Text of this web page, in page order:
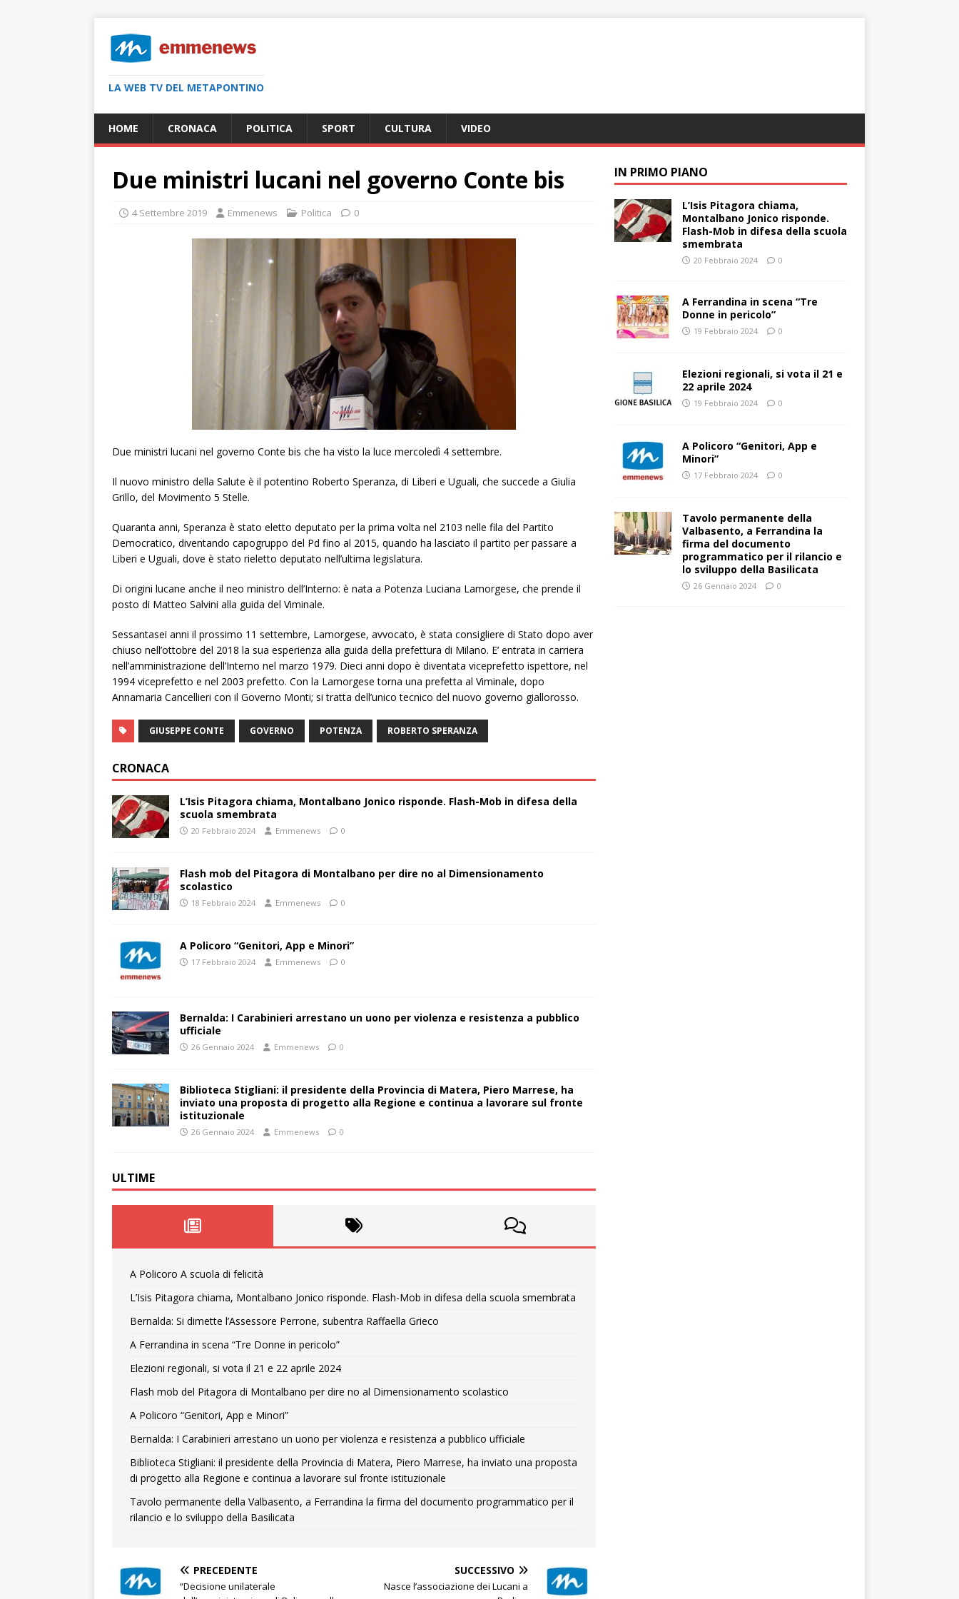
LA WEB TV DEL METAPONTINO
HOME CRONACA POLITICA SPORT CULTURA VIDEO
Due ministri lucani nel governo Conte bis
4 Settembre 2019 Emmenews Politica 0
Due ministri lucani nel governo Conte bis che ha visto la luce mercoledì 4 settembre.
Il nuovo ministro della Salute è il potentino Roberto Speranza, di Liberi e Uguali, che succede a Giulia
Grillo, del Movimento 5 Stelle.
Quaranta anni, Speranza è stato eletto deputato per la prima volta nel 2103 nelle fila del Partito
Democratico, diventando capogruppo del Pd fino al 2015, quando ha lasciato il partito per passare a
Liberi e Uguali, dove è stato rieletto deputato nell’ultima legislatura.
Di origini lucane anche il neo ministro dell’Interno: è nata a Potenza Luciana Lamorgese, che prende il
posto di Matteo Salvini alla guida del Viminale.
Sessantasei anni il prossimo 11 settembre, Lamorgese, avvocato, è stata consigliere di Stato dopo aver
chiuso nell’ottobre del 2018 la sua esperienza alla guida della prefettura di Milano. E’ entrata in carriera
nell’amministrazione dell’Interno nel marzo 1979. Dieci anni dopo è diventata viceprefetto ispettore, nel
1994 viceprefetto e nel 2003 prefetto. Con la Lamorgese torna una prefetta al Viminale, dopo
Annamaria Cancellieri con il Governo Monti; si tratta dell’unico tecnico del nuovo governo giallorosso.
GIUSEPPE CONTE GOVERNO POTENZA ROBERTO SPERANZA
CRONACA
L’Isis Pitagora chiama, Montalbano Jonico risponde. Flash-Mob in difesa della
scuola smembrata
20 Febbraio 2024 Emmenews 0
Flash mob del Pitagora di Montalbano per dire no al Dimensionamento
scolastico
18 Febbraio 2024 Emmenews 0
A Policoro “Genitori, App e Minori”
17 Febbraio 2024 Emmenews 0
Bernalda: I Carabinieri arrestano un uono per violenza e resistenza a pubblico
ufficiale
26 Gennaio 2024 Emmenews 0
Biblioteca Stigliani: il presidente della Provincia di Matera, Piero Marrese, ha
inviato una proposta di progetto alla Regione e continua a lavorare sul fronte
istituzionale
26 Gennaio 2024 Emmenews 0
ULTIME
A Policoro A scuola di felicità
L’Isis Pitagora chiama, Montalbano Jonico risponde. Flash-Mob in difesa della scuola smembrata
Bernalda: Si dimette l’Assessore Perrone, subentra Raffaella Grieco
A Ferrandina in scena “Tre Donne in pericolo”
Elezioni regionali, si vota il 21 e 22 aprile 2024
Flash mob del Pitagora di Montalbano per dire no al Dimensionamento scolastico
A Policoro “Genitori, App e Minori”
Bernalda: I Carabinieri arrestano un uono per violenza e resistenza a pubblico ufficiale
Biblioteca Stigliani: il presidente della Provincia di Matera, Piero Marrese, ha inviato una proposta
di progetto alla Regione e continua a lavorare sul fronte istituzionale
Tavolo permanente della Valbasento, a Ferrandina la firma del documento programmatico per il
rilancio e lo sviluppo della Basilicata
PRECEDENTE
“Decisione unilaterale
SUCCESSIVO
Nasce l’associazione dei Lucani a
IN PRIMO PIANO
L’Isis Pitagora chiama,
Montalbano Jonico risponde.
Flash-Mob in difesa della scuola
smembrata
20 Febbraio 2024 0
A Ferrandina in scena “Tre
Donne in pericolo”
19 Febbraio 2024 0
Elezioni regionali, si vota il 21 e
22 aprile 2024
19 Febbraio 2024 0
A Policoro “Genitori, App e
Minori”
17 Febbraio 2024 0
Tavolo permanente della
Valbasento, a Ferrandina la
firma del documento
programmatico per il rilancio e
lo sviluppo della Basilicata
26 Gennaio 2024 0